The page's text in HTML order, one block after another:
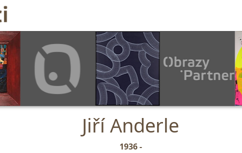
Jiří Anderle
1936 -